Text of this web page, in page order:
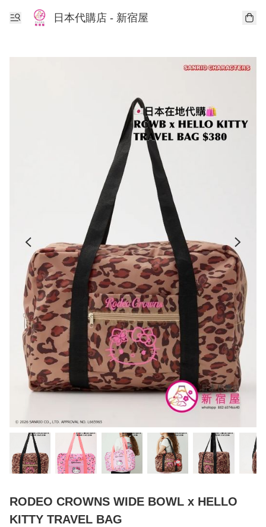
日本代購店 - 新宿屋
RODEO CROWNS WIDE BOWL x HELLO
KITTY TRAVEL BAG